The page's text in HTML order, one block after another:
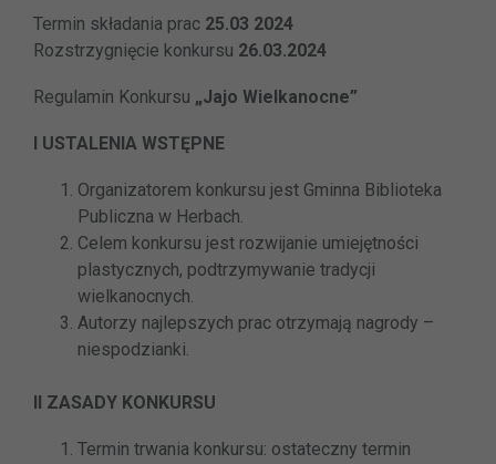
Termin składania prac 25.03 2024
Rozstrzygnięcie konkursu 26.03.2024
Regulamin Konkursu „Jajo Wielkanocne”
I USTALENIA WSTĘPNE
Organizatorem konkursu jest Gminna Biblioteka
Publiczna w Herbach.
Celem konkursu jest rozwijanie umiejętności
plastycznych, podtrzymywanie tradycji
wielkanocnych.
Autorzy najlepszych prac otrzymają nagrody –
niespodzianki.
II ZASADY KONKURSU
Termin trwania konkursu: ostateczny termin